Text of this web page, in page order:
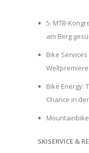
5. MTB-
am Berg
Bike
Weltpremiere
Bike Energy:
Chance in
SKISERVICE &